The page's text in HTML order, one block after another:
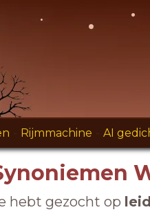
Rijmmachine AI
hebt gezocht op